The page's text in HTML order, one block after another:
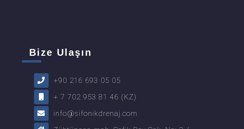
Bize Ulaşın
+90 216 693 05 05
+ 7 702 953 81 46 (KZ)
info@sifonikdrenaj.com